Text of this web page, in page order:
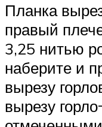
Планка
правый
3,25 нитью
наберите и
вырезу
вырезу